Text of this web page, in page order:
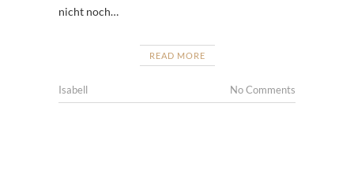
nicht noch…
READ MORE
Isabell No Comments